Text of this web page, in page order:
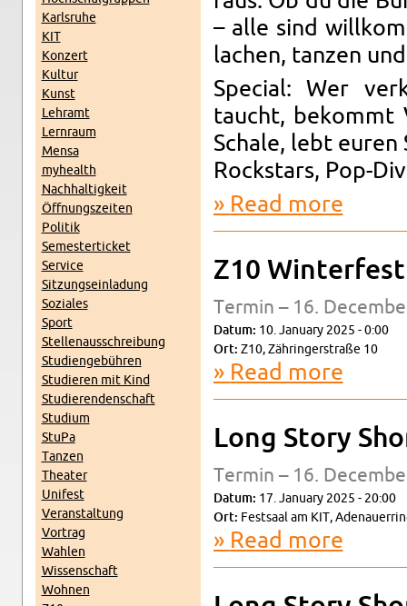
Karl­sruhe
KIT
Konz­ert
Kul­tur
Kunst
Lehramt
Lern­raum
Mensa
my­health
Nach­haltigkeit
Öff­nungszeiten
Poli­tik
Se­mes­terticket
Ser­vice
Sitzung­sein­ladung
Soziales
Sport
Stel­lenauss­chrei­bung
Stu­di­engebühren
Studieren mit Kind
Studieren­den­schaft
Studium
StuPa
Tanzen
The­ater
Unifest
Ve­r­anstal­tung
Vor­trag
Wahlen
Wis­senschaft
Wohnen
– alle sind
lachen, tanzen
Spe­cial: Wer
taucht, bekommt
Schale, lebt
Rock­stars, Pop-
Read more
Z10 Win­ter­fest
Ter­min – 16.
Datum: 10. Jan­u­ary 2025 - 0:00
Ort: Z10, Zähringer­straße 10
Read more
Long Story
Ter­min – 16.
Datum: 17. Jan­u­ary 2025 - 20:00
Ort: Fest­saal am KIT,
Read more